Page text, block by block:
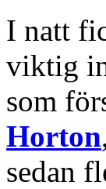
I natt
viktig
som
Horton
sedan